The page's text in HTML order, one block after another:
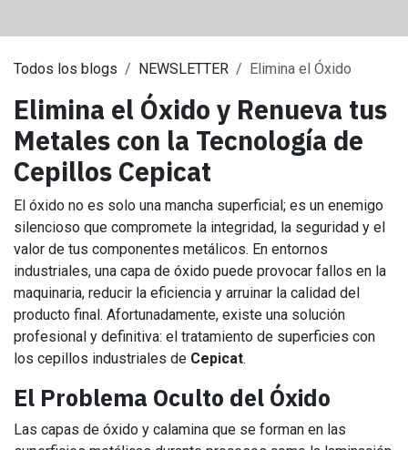
Todos los blogs NEWSLETTER Elimina el Óxido
Elimina el Óxido y Renueva tus
Metales con la Tecnología de
Cepillos Cepicat
El óxido no es solo una mancha superficial; es un enemigo
silencioso que compromete la integridad, la seguridad y el
valor de tus componentes metálicos. En entornos
industriales, una capa de óxido puede provocar fallos en la
maquinaria, reducir la eficiencia y arruinar la calidad del
producto final. Afortunadamente, existe una solución
profesional y definitiva: el tratamiento de superficies con
los cepillos industriales de Cepicat.
El Problema Oculto del Óxido
Las capas de óxido y calamina que se forman en las